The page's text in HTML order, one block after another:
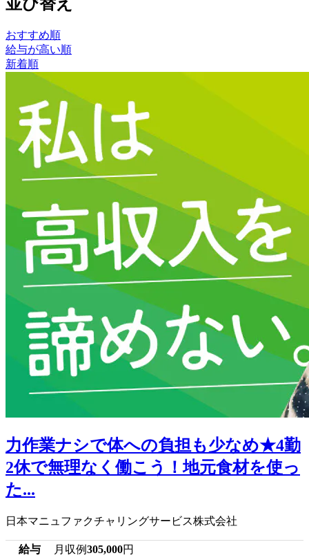
並び替え
おすすめ順
給与が高い順
新着順
力作業ナシで体への負担も少なめ★4勤
2休で無理なく働こう！地元食材を使っ
た...
日本マニュファクチャリングサービス株式会社
給与 月収例305,000円